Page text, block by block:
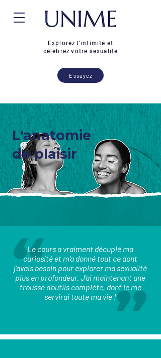
Essayez
Explorez l'intimité et
célébrez votre sexualité
L'anatomie
de plaisir
Le cours a vraiment décuplé ma
curiosité et m'a donné tout ce dont
j'avais besoin pour explorer ma sexualité
plus en profondeur. J'ai maintenant une
trousse d’outils complète, dont je me
servirai toute ma vie !